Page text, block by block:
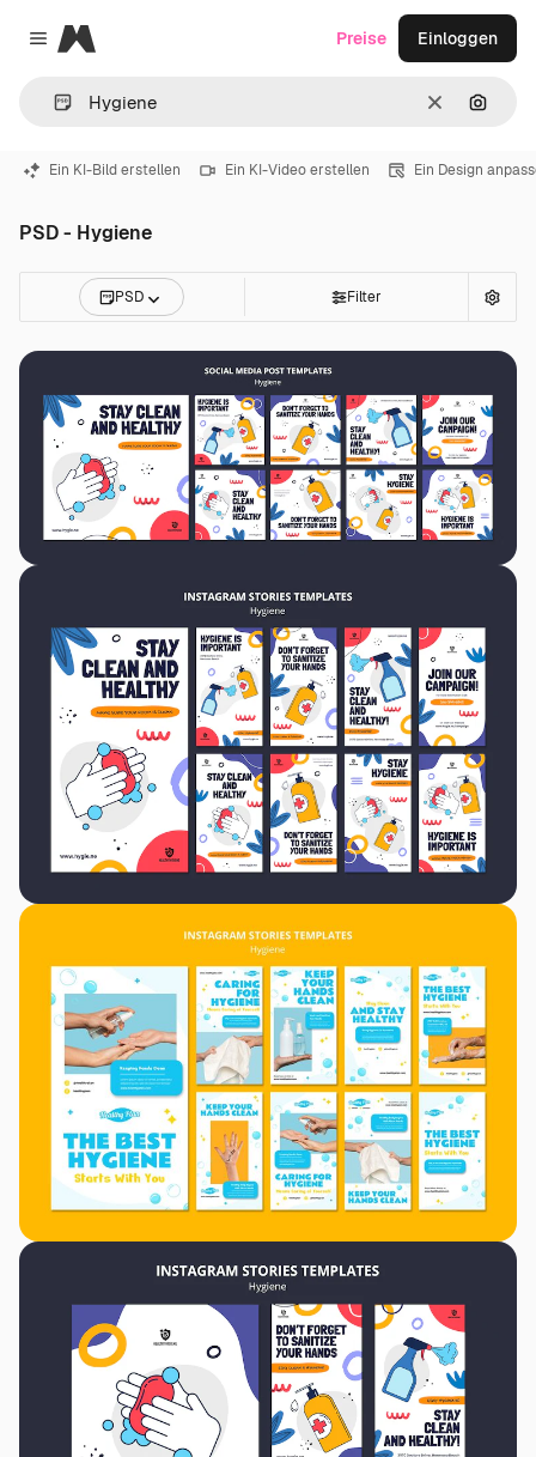
Close menu
Magnific
LöschenNach
Preise Einloggen
Ein KI-Bild erstellen Ein KI-Video erstellen Ein Design
PSD - Hygiene
PSD Filter